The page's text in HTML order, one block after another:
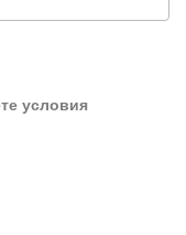
условия